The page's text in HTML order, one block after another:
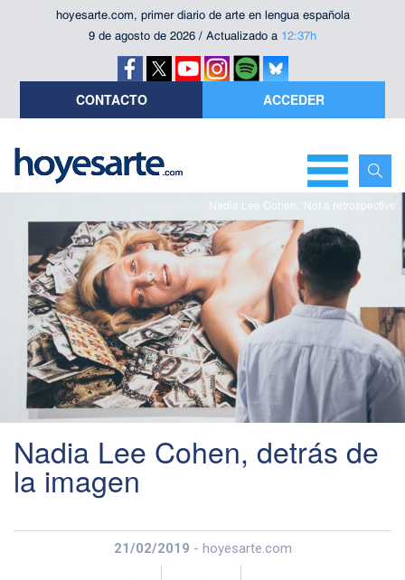
hoyesarte.com, primer diario de arte en lengua española
9 de agosto de 2026 / Actualizado a 12:37h
CONTACTO ACCEDER
Nadia Lee Cohen. 'Not a retrospective'.
Nadia Lee Cohen, detrás de
la imagen
21/02/2019 - hoyesarte.com